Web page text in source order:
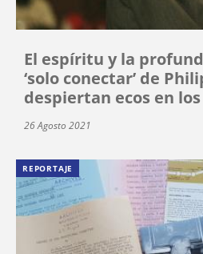
El espíritu y la
‘solo conectar’ de
despiertan ecos en
26 Agosto 2021
REPORTAJE